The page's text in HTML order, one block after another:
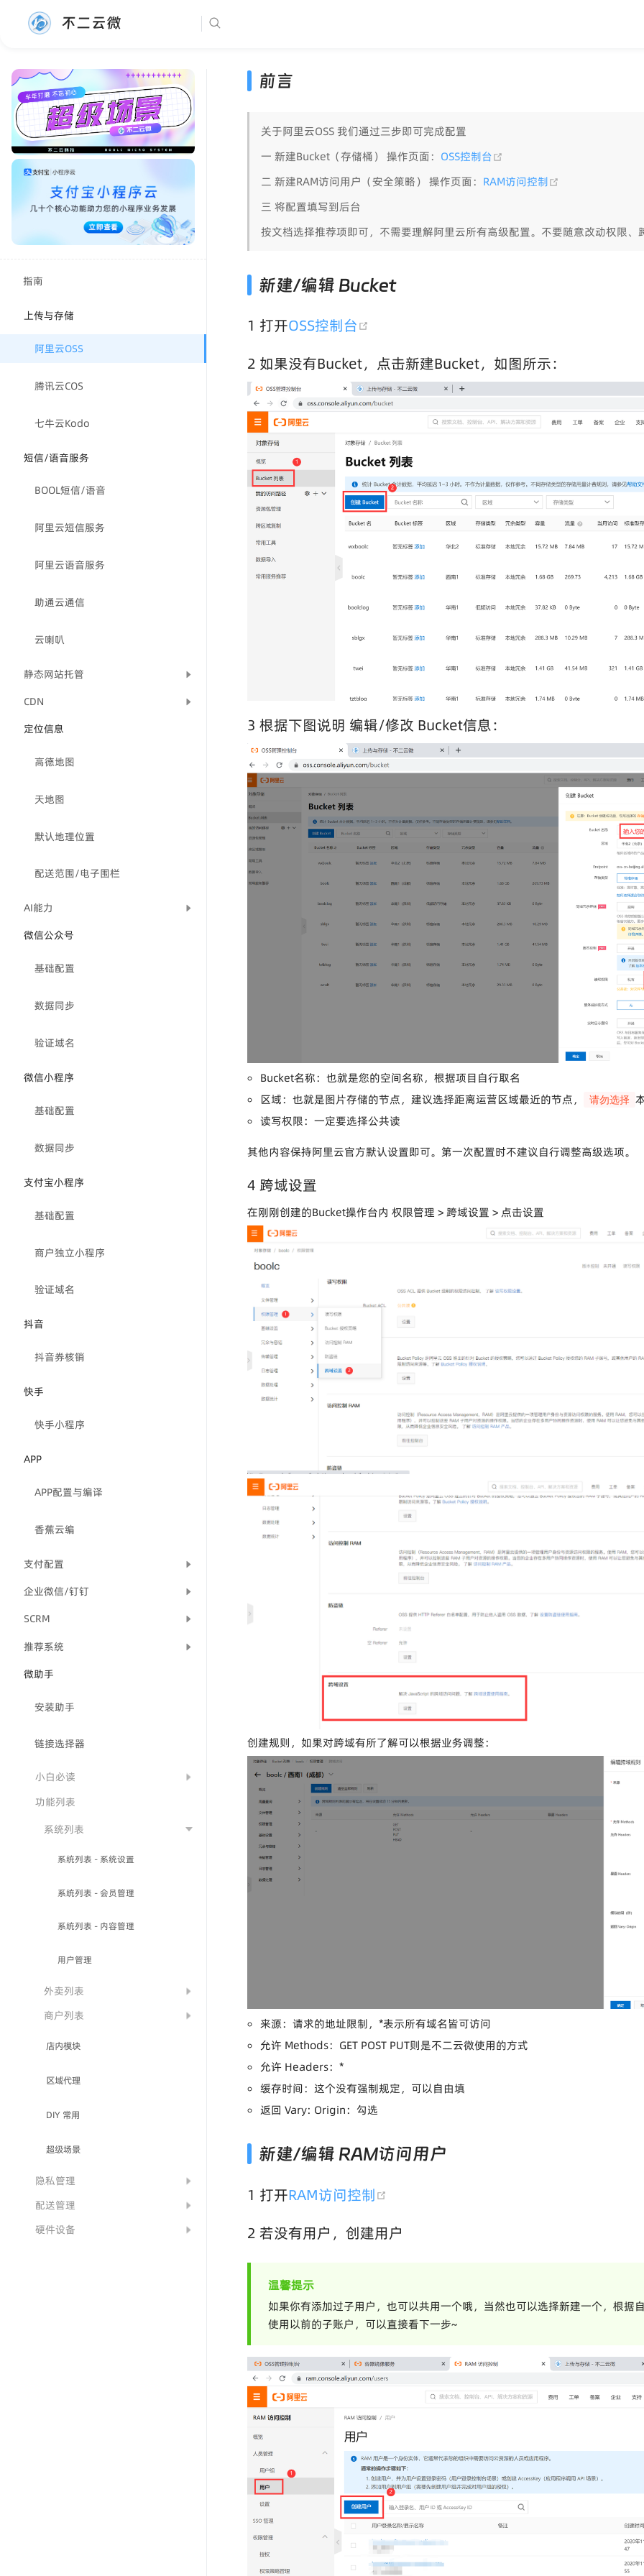
不二云微
指南
上传与存储
阿里云OSS
腾讯云COS
七牛云Kodo
短信/语音服务
BOOL短信/语音
阿里云短信服务
阿里云语音服务
助通云通信
云喇叭
静态网站托管
CDN
定位信息
高德地图
天地图
默认地理位置
配送范围/电子围栏
AI能力
微信公众号
基础配置
数据同步
验证域名
微信小程序
基础配置
数据同步
支付宝小程序
基础配置
商户独立小程序
验证域名
抖音
抖音券核销
快手
快手小程序
APP
APP配置与编译
香蕉云编
支付配置
企业微信/钉钉
SCRM
推荐系统
微助手
安装助手
链接选择器
小白必读
功能列表
系统列表
系统列表 - 系统设置
系统列表 - 会员管理
系统列表 - 内容管理
用户管理
外卖列表
商户列表
店内模块
区域代理
DIY 常用
超级场景
隐私管理
配送管理
硬件设备
前言
关于阿里云OSS 我们通过三步即可完成配置
一 新建Bucket（存储桶） 操作页面： OSS控制台
二 新建RAM访问用户（安全策略） 操作页面： RAM访问控制
三 将配置填写到后台
按文档选择推荐项即可，不需要理解阿里云所有高级配置。不要随意改动权限、
新建/编辑 Bucket
1 打开OSS控制台
2 如果没有Bucket，点击新建Bucket，如图所示：
3 根据下图说明 编辑/修改 Bucket信息：
Bucket名称：也就是您的空间名称，根据项目自行取名
区域：也就是图片存储的节点，建议选择距离运营区域最近的节点，
请勿选择
读写权限：一定要选择公共读
其他内容保持阿里云官方默认设置即可。第一次配置时不建议自行调整高级选项。
4 跨域设置
在刚刚创建的Bucket操作台内 权限管理 > 跨域设置 > 点击设置
创建规则，如果对跨域有所了解可以根据业务调整：
来源：请求的地址限制，*表示所有域名皆可访问
允许 Methods：GET POST PUT则是不二云微使用的方式
允许 Headers：*
缓存时间：这个没有强制规定，可以自由填
返回 Vary: Origin：勾选
新建/编辑 RAM访问用户
1 打开RAM访问控制
2 若没有用户，创建用户
温馨提示
如果你有添加过子用户，也可以共用一个哦，当然也可以选择新建一个，根据
使用以前的子账户，可以直接看下一步~